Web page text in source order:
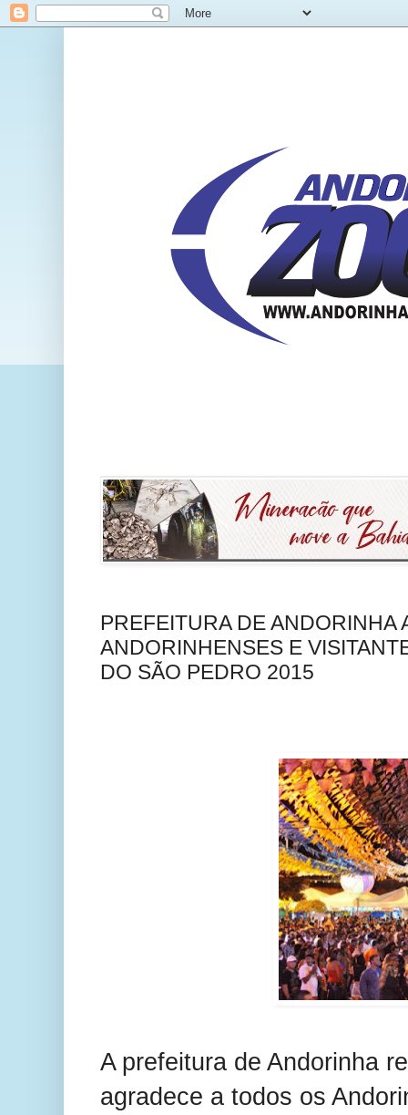
PREFEITURA DE ANDORINHA
ANDORINHENSES E
DO SÃO PEDRO 2015
A prefeitura de Andorinha
agradece a todos os